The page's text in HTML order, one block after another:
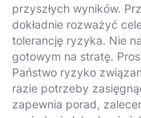
przyszłych wyników.
dokładnie rozważyć
tolerancję ryzyka. Nie
gotowym na stratę.
Państwo ryzyko
razie potrzeby
zapewnia porad,